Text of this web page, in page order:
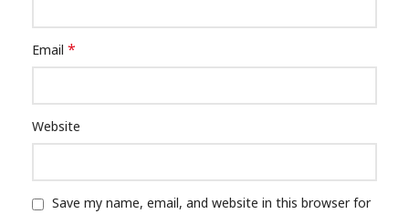
Email *
Website
Save my name, email, and website in this browser for